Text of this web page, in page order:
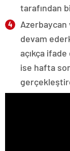
tarafından
Azerbaycan
devam
açıkça
ise hafta